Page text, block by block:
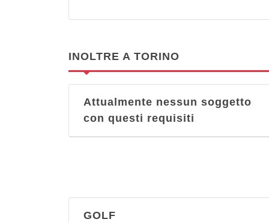
INOLTRE A TORINO
Attualmente nessun soggetto
con questi requisiti
GOLF